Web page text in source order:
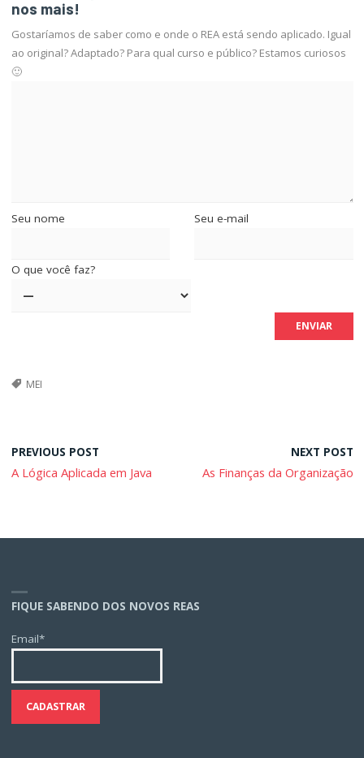
nos mais!
Gostaríamos de saber como e onde o REA está sendo aplicado. Igual
ao original? Adaptado? Para qual curso e público? Estamos curiosos
🙂
Seu nome Seu e-mail
O que você faz?
MEI
PREVIOUS POST
A Lógica Aplicada em Java
NEXT POST
As Finanças da Organização
FIQUE SABENDO DOS NOVOS REAS
Email*